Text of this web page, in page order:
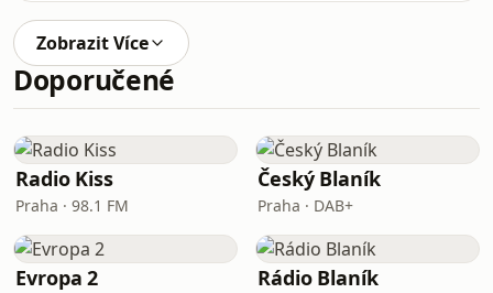
Zobrazit Více
Doporučené
Radio Kiss
Praha · 98.1 FM
Český Blaník
Praha · DAB+
Evropa 2 Rádio Blaník